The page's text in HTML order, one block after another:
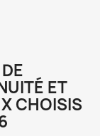
ET
CHOISIS